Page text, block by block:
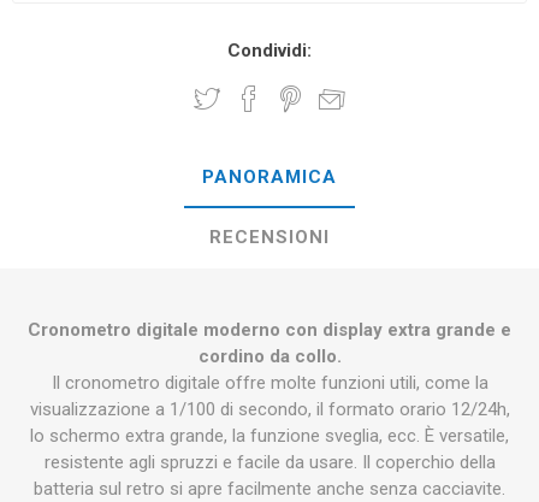
Condividi:
PANORAMICA
RECENSIONI
Cronometro digitale moderno con display extra grande e
cordino da collo.
Il cronometro digitale offre molte funzioni utili, come la
visualizzazione a 1/100 di secondo, il formato orario 12/24h,
lo schermo extra grande, la funzione sveglia, ecc. È versatile,
resistente agli spruzzi e facile da usare. Il coperchio della
batteria sul retro si apre facilmente anche senza cacciavite.